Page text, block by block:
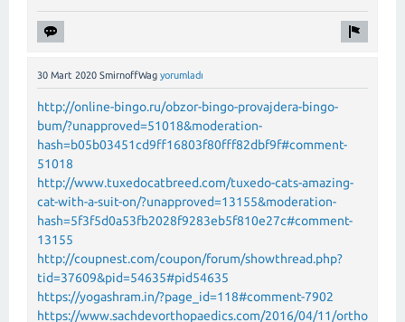
30 Mart 2020 SmirnoffWag yorumladı
http://online-bingo.ru/obzor-bingo-provajdera-bingo-
bum/?unapproved=51018&moderation-
hash=b05b03451cd9ff16803f80fff82dbf9f#comment-
51018
http://www.tuxedocatbreed.com/tuxedo-cats-amazing-
cat-with-a-suit-on/?unapproved=13155&moderation-
hash=5f3f5d0a53fb2028f9283eb5f810e27c#comment-
13155
http://coupnest.com/coupon/forum/showthread.php?
tid=37609&pid=54635#pid54635
https://yogashram.in/?page_id=118#comment-7902
https://www.sachdevorthopaedics.com/2016/04/11/ortho